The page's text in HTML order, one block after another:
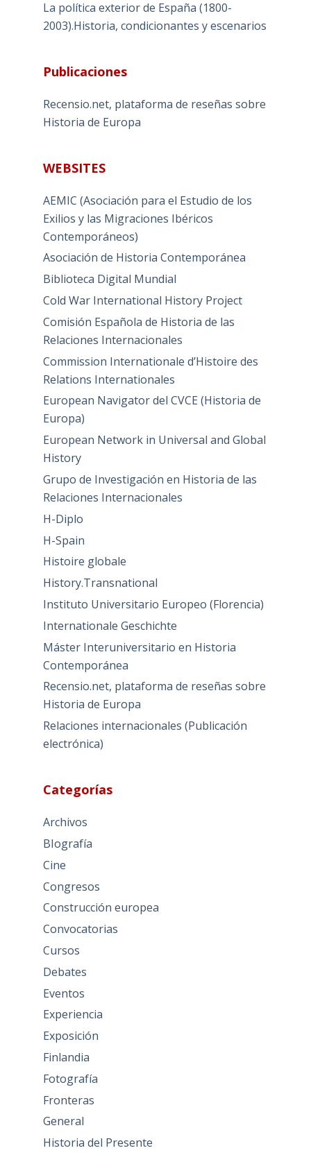
La política exterior de España (1800-
2003).Historia, condicionantes y escenarios
Publicaciones
Recensio.net, plataforma de reseñas sobre
Historia de Europa
WEBSITES
AEMIC (Asociación para el Estudio de los
Exilios y las Migraciones Ibéricos
Contemporáneos)
Asociación de Historia Contemporánea
Biblioteca Digital Mundial
Cold War International History Project
Comisión Española de Historia de las
Relaciones Internacionales
Commission Internationale d’Histoire des
Relations Internationales
European Navigator del CVCE (Historia de
Europa)
European Network in Universal and Global
History
Grupo de Investigación en Historia de las
Relaciones Internacionales
H-Diplo
H-Spain
Histoire globale
History.Transnational
Instituto Universitario Europeo (Florencia)
Internationale Geschichte
Máster Interuniversitario en Historia
Contemporánea
Recensio.net, plataforma de reseñas sobre
Historia de Europa
Relaciones internacionales (Publicación
electrónica)
Categorías
Archivos
BIografía
Cine
Congresos
Construcción europea
Convocatorias
Cursos
Debates
Eventos
Experiencia
Exposición
Finlandia
Fotografía
Fronteras
General
Historia del Presente